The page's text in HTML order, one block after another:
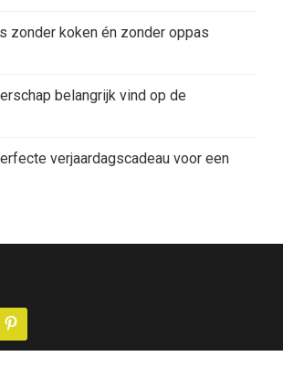
zonder koken én zonder oppas
belangrijk vind op de
verjaardagscadeau voor een